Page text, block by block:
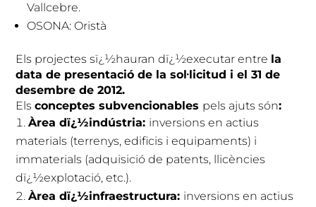
Vallcebre.
OSONA: Oristà
Els projectes sï¿½hauran dï¿½executar entre la
data de presentació de la sol·licitud i el 31 de
desembre de 2012.
Elsconceptes subvencionables pels ajuts són:
Àrea dï¿½indústria: inversions en actius
materials (terrenys, edificis i equipaments) i
immaterials (adquisició de patents, llicències
dï¿½explotació, etc.).
Àrea dï¿½infraestructura: inversions en actius